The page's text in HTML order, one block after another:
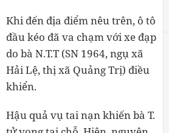
Khi đến địa điểm nêu trên, ô tô
đầu kéo đã va chạm với xe đạp
do bà N.T.T (SN 1964, ngụ xã
Hải Lệ, thị xã Quảng Trị) điều
khiển.
Hậu quả vụ tai nạn khiến bà T.